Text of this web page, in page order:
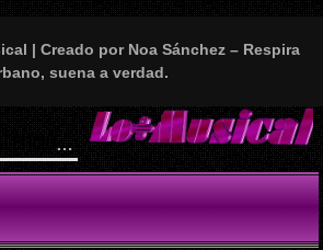
| Creado por Noa Sánchez – Respira
suena a verdad.